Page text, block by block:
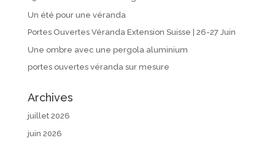
Un été pour une véranda
Portes Ouvertes Véranda Extension Suisse | 26-27 Juin
Une ombre avec une pergola aluminium
portes ouvertes véranda sur mesure
Archives
juillet 2026
juin 2026